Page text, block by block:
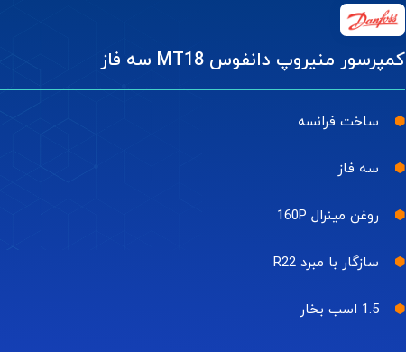
کمپرسور منیروپ دانفوس MT18 سه فاز
ساخت فرانسه
سه فاز
روغن مینرال 160P
سازگار با مبرد R22
1.5 اسب بخار